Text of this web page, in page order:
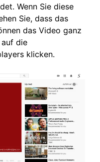
Wenn Sie diese
Sie, dass das
das Video ganz
die
klicken.